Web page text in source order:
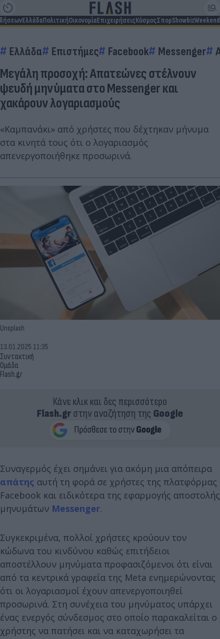
ΕλλάδαΠολιτικήΟικονομίαΕπιχειρήσειςΚόσμοςΣπορShowbizWeekend
Ελλάδα Επιστήμες Facebook Messenger
Μεγάλη προσοχή: Απατεώνες στέλνουν
ψευδή μηνύματα στο Messenger και
χακάρουν λογαριασμούς
«Καμπανάκι» από χρήστες που δέχτηκαν μήνυμα
στα κινητά τους ότι ο λογαριασμός
απενεργοποιήθηκε προσωρινά.
Unsplash
Συντακτική
Ομάδα
Flash.gr
13.01.2025 11:35
Κάνε κλικ και δες περισσότερο
Flash.grστην αναζήτηση της Google
Συναγερμός έχει σημάνει για ακόμη μια απόπειρα
απάτης αυτή τη φορά σε χρήστες της πλατφόρμας
Facebook και ειδικότερα της εφαρμογής αποστολής
μηνυμάτων Messenger.
Συγκεκριμένα, πολλοί χρήστες κρούουν τον
κώδωνα του κινδύνου καθώς επιτήδειοι
αποστέλλουν μηνύματα προφασιζόμενοι ότι είναι
από τα κεντρικά γραφεία της Meta ενημερώνοντας
ότι οι λογαριασμοί έχουν απενεργοποιηθεί
προσωρινά. Στη συνέχεια του μηνύματος υπάρχει
ένας ενεργός σύνδεσμος στο οποίο παρακαλείται ο
χρήστης να πατήσει και να καταχωρήσει τα